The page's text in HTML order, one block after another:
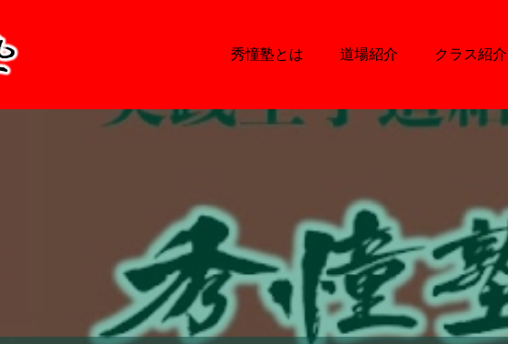
秀憧塾とは 道場紹介 クラス紹介